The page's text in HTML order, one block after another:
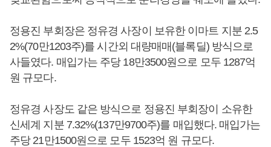
정용진 부회장은 정유경 사장이 보유한 이마트 지분 2.5
2%(70만1203주)를 시간외 대량매매(블록딜) 방식으로
사들였다. 매입가는 주당 18만3500원으로 모두 1287억
원 규모다.
정유경 사장도 같은 방식으로 정용진 부회장이 소유한
신세계 지분 7.32%(137만9700주)를 매입했다. 매입가는
주당 21만1500원으로 모두 1523억 원 규모다.